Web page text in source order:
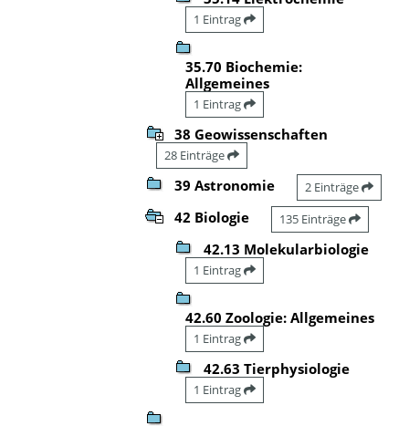
1 Eintrag
35.70 Biochemie:
Allgemeines
1 Eintrag
38 Geowissenschaften
28 Einträge
39 Astronomie 2 Einträge
42 Biologie 135 Einträge
42.13 Molekularbiologie
1 Eintrag
42.60 Zoologie: Allgemeines
1 Eintrag
42.63 Tierphysiologie
1 Eintrag